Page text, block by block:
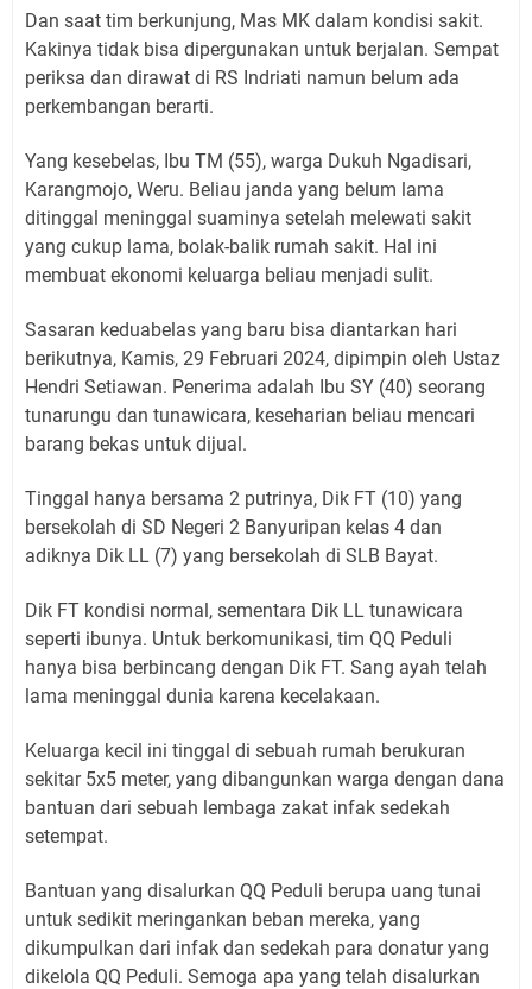
Dan saat tim berkunjung, Mas MK dalam kondisi sakit.
Kakinya tidak bisa dipergunakan untuk berjalan. Sempat
periksa dan dirawat di RS Indriati namun belum ada
perkembangan berarti.
Yang kesebelas, Ibu TM (55), warga Dukuh Ngadisari,
Karangmojo, Weru. Beliau janda yang belum lama
ditinggal meninggal suaminya setelah melewati sakit
yang cukup lama, bolak-balik rumah sakit. Hal ini
membuat ekonomi keluarga beliau menjadi sulit.
Sasaran keduabelas yang baru bisa diantarkan hari
berikutnya, Kamis, 29 Februari 2024, dipimpin oleh Ustaz
Hendri Setiawan. Penerima adalah Ibu SY (40) seorang
tunarungu dan tunawicara, keseharian beliau mencari
barang bekas untuk dijual.
Tinggal hanya bersama 2 putrinya, Dik FT (10) yang
bersekolah di SD Negeri 2 Banyuripan kelas 4 dan
adiknya Dik LL (7) yang bersekolah di SLB Bayat.
Dik FT kondisi normal, sementara Dik LL tunawicara
seperti ibunya. Untuk berkomunikasi, tim QQ Peduli
hanya bisa berbincang dengan Dik FT. Sang ayah telah
lama meninggal dunia karena kecelakaan.
Keluarga kecil ini tinggal di sebuah rumah berukuran
sekitar 5x5 meter, yang dibangunkan warga dengan dana
bantuan dari sebuah lembaga zakat infak sedekah
setempat.
Bantuan yang disalurkan QQ Peduli berupa uang tunai
untuk sedikit meringankan beban mereka, yang
dikumpulkan dari infak dan sedekah para donatur yang
dikelola QQ Peduli. Semoga apa yang telah disalurkan